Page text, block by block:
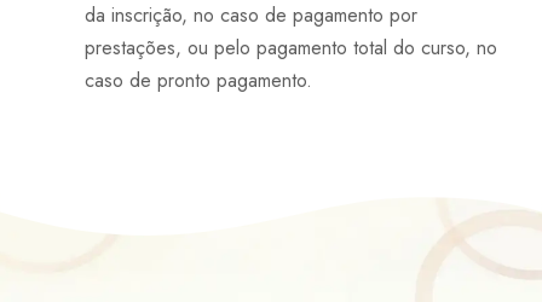
da inscrição, no caso de pagamento por
prestações, ou pelo pagamento total do curso, no
caso de pronto pagamento.